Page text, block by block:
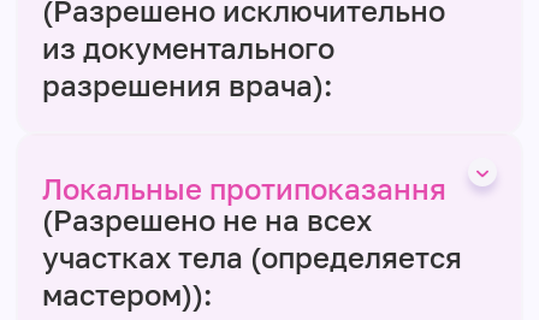
(Разрешено исключительно
из документального
разрешения врача):
Локальные протипоказання
(Разрешено не на всех
участках тела (определяется
мастером)):